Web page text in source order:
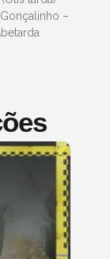
–